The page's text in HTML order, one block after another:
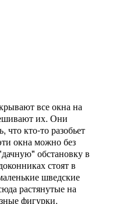
все окна на
их. Они
кто-то разобьет
окна можно без
обстановку в
стоят в
шведские
растянутые на
фигурки.